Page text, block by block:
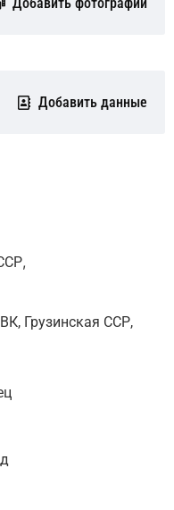
Добавить данные
,
Грузинская ССР,